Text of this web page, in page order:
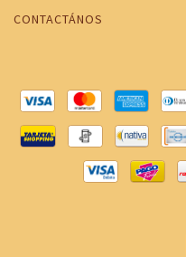
CONTACTÁNOS